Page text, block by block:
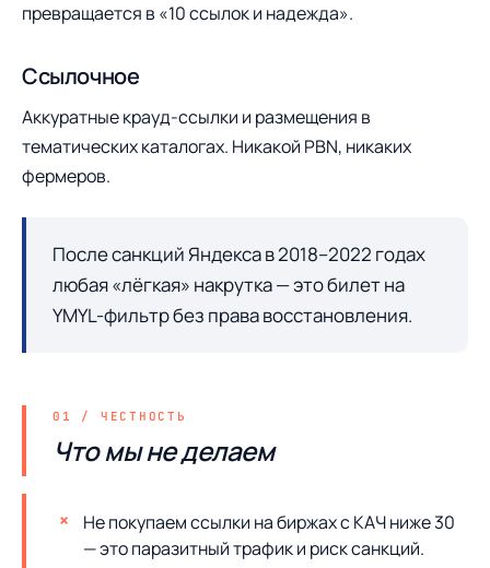
превращается в «10 ссылок и надежда».
Ссылочное
Аккуратные крауд-ссылки и размещения в
тематических каталогах. Никакой PBN, никаких
фермеров.
После санкций Яндекса в 2018–2022 годах
любая «лёгкая» накрутка — это билет на
YMYL-фильтр без права восстановления.
Что мы не делаем
Не покупаем ссылки на биржах с КАЧ ниже 30
— это паразитный трафик и риск санкций.